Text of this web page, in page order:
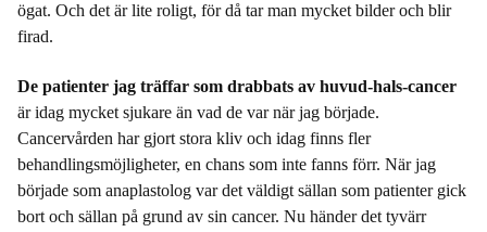
ögat. Och det är lite roligt, för då tar man mycket bilder och blir
firad.
De patienter jag träffar som drabbats av huvud-hals-cancer
är idag mycket sjukare än vad de var när jag började.
Cancervården har gjort stora kliv och idag finns fler
behandlingsmöjligheter, en chans som inte fanns förr. När jag
började som anaplastolog var det väldigt sällan som patienter gick
bort och sällan på grund av sin cancer. Nu händer det tyvärr